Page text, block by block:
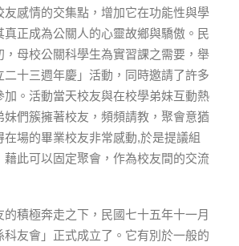
友感情的交集點，增加它在功能性與學
真正成為公關人的心靈故鄉與驕傲。民
，母校公關科學生為實習課之需要，舉
二十三週年慶」活動，同時邀請了許多
加。活動當天校友與在校學弟妹互動熱
妹們簇擁著校友，頻頻請教，聚會意猶
在場的畢業校友非常感動,於是提議組
藉此可以固定聚會，作為校友間的交流
積極奔走之下，民國七十五年十一月
科友會」正式成立了。它有別於一般的